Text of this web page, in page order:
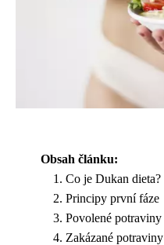
Obsah článku:
Co je Dukan dieta?
Principy první fáze
Povolené potraviny
Zakázané potraviny